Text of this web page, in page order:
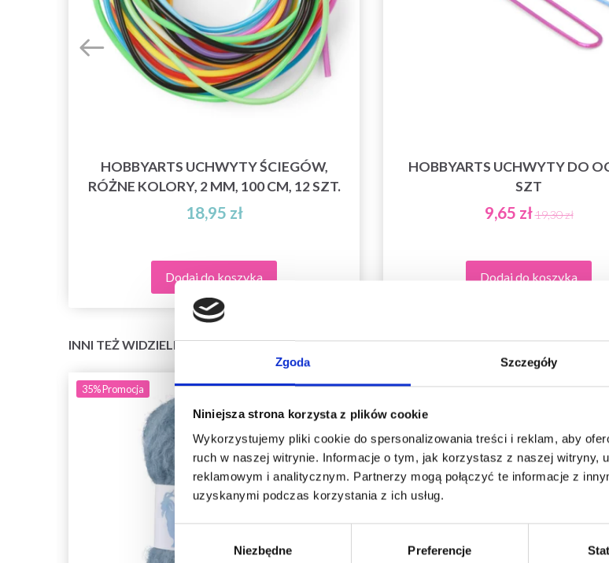
Zgoda Szczegóły
Niniejsza strona korzysta z plików cookie
Wykorzystujemy pliki cookie do spersonalizowania treści i reklam, aby
ruch w naszej witrynie. Informacje o tym, jak korzystasz z naszej witryny,
reklamowym i analitycznym. Partnerzy mogą połączyć te informacje z
uzyskanymi podczas korzystania z ich usług.
zgody
Niezbędne Preferencje
HOBBYARTS UCHWYTY ŚCIEGÓW,
RÓŻNE KOLORY, 2 MM, 100 CM, 12 SZT.
18,95 zł
Dodaj do koszyka
HOBBYARTS UCHWYTY DO
SZT
9,65 zł19,30 zł
Dodaj do koszyka
INNI TEŻ WIDZIELI
35%Promocja